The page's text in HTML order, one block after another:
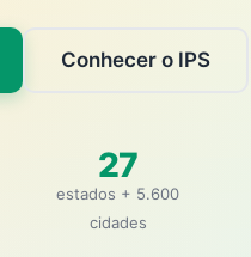
Conhecer o IPS
27
estados + 5.600
cidades